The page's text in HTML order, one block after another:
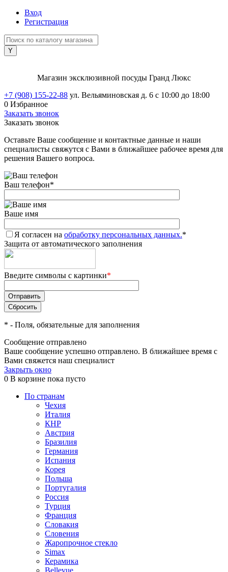
Вход
Регистрация
Магазин эксклюзивной посуды Гранд Люкс
+7 (908) 155-22-88 ул. Вельяминовская д. 6 с 10:00 до 18:00
0 Избранное
Заказать звонок
Заказать звонок
Оставьте Ваше сообщение и контактные данные и наши
специалисты свяжутся с Вами в ближайшее рабочее время для
решения Вашего вопроса.
Ваш телефон*
Ваше имя
Я согласен на обработку персональных данных.*
Защита от автоматического заполнения
Введите символы с картинки*
* - Поля, обязательные для заполнения
Сообщение отправлено
Ваше сообщение успешно отправлено. В ближайшее время с
Вами свяжется наш специалист
Закрыть окно
0 В корзине пока пусто
По странам
Чехия
Италия
КНР
Австрия
Бразилия
Германия
Испания
Корея
Польша
Португалия
Россия
Турция
Франция
Словакия
Словения
Жаропрочное стекло
Simax
Керамика
Bellevue